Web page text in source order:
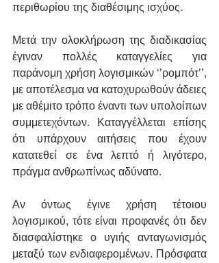
περιθωρίου της διαθέσιμης ισχύος.
Μετά την ολοκλήρωση της διαδικασίας
έγιναν πολλές καταγγελίες για
παράνομη χρήση λογισμικών ‘’ρομπότ’’,
με αποτέλεσμα να κατοχυρωθούν άδειες
με αθέμιτο τρόπο έναντι των υπολοίπων
συμμετεχόντων. Καταγγέλλεται επίσης
ότι υπάρχουν αιτήσεις που έχουν
κατατεθεί σε ένα λεπτό ή λιγότερο,
πράγμα ανθρωπίνως αδύνατο.
Αν όντως έγινε χρήση τέτοιου
λογισμικού, τότε είναι προφανές ότι δεν
διασφαλίστηκε ο υγιής ανταγωνισμός
μεταξύ των ενδιαφερομένων. Πρόσφατα